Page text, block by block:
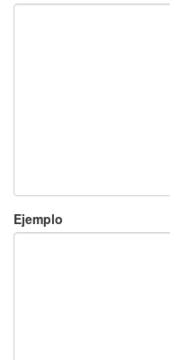
Ejemplo